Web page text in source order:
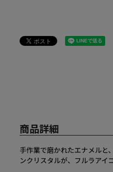
商品詳細
手作業で磨かれたエナメルと
ンクリスタルが、フルラアイ